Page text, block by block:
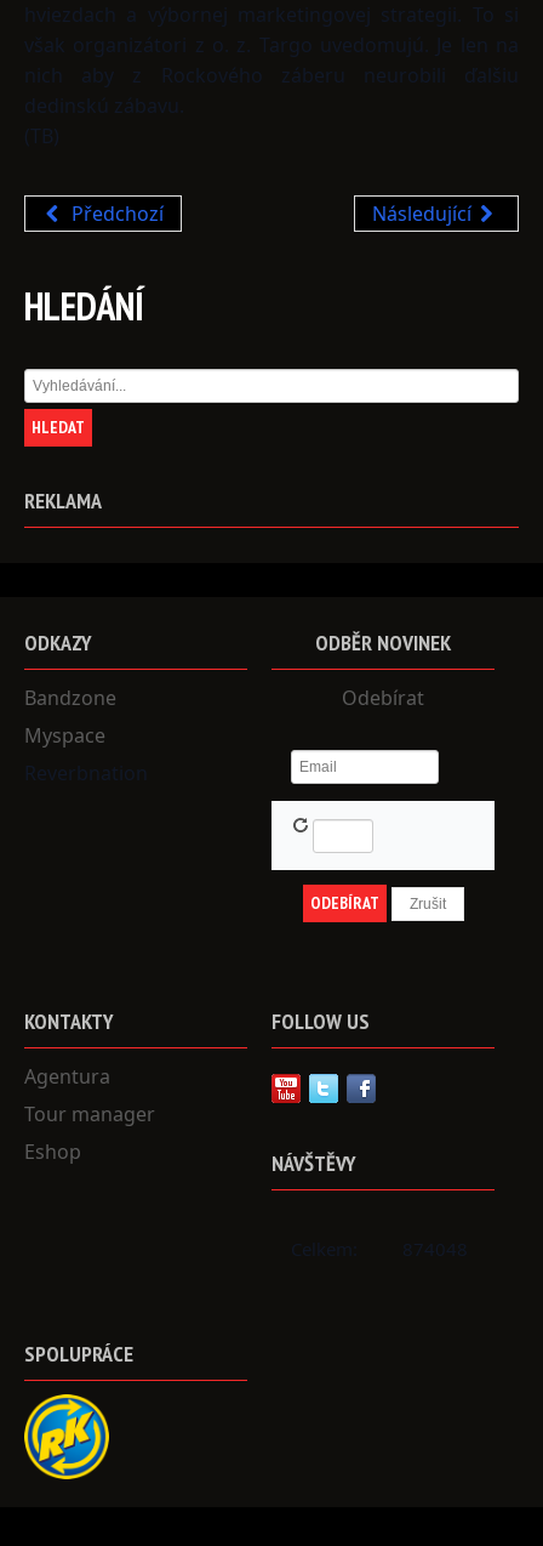
hviezdach a výbornej marketingovej strategii. To si
však organizátori z o. z. Targo uvedomujú. Je len na
nich aby z Rockového záberu neurobili ďalšiu
dedinskú zábavu.
(TB)
Předchozí Následující
HLEDÁNÍ
Vyhledávání…
HLEDAT
REKLAMA
ODKAZY
Bandzone
Myspace
Reverbnation
ODBĚR NOVINEK
Odebírat
KONTAKTY
Agentura
Tour manager
Eshop
FOLLOW US
NÁVŠTĚVY
Celkem: 874048
SPOLUPRÁCE